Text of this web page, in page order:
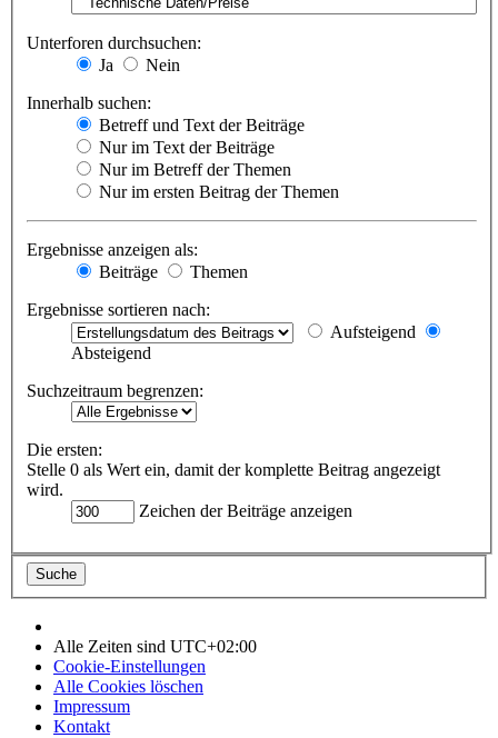
Unterforen durchsuchen:
Ja
Nein
Innerhalb suchen:
Betreff und Text der Beiträge
Nur im Text der Beiträge
Nur im Betreff der Themen
Nur im ersten Beitrag der Themen
Ergebnisse anzeigen als:
Beiträge
Themen
Ergebnisse sortieren nach:
Aufsteigend
Absteigend
Suchzeitraum begrenzen:
Die ersten:
Stelle 0 als Wert ein, damit der komplette Beitrag angezeigt
wird.
Zeichen der Beiträge anzeigen
Alle Zeiten sind UTC+02:00
Cookie-Einstellungen
Alle Cookies löschen
Impressum
Kontakt